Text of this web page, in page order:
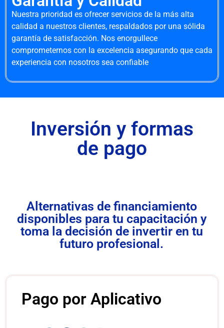
Nuestra prioridad es ofrecer servicios de la más alta
calidad a nuestros clientes, respaldados por una sólida
garantía de satisfacción. Nos enorgullece
comprometernos con la excelencia asegurando que cada
experiencia con nosotros sea confiable
Inversión y formas
de pago
Alternativas de financiamiento
disponibles para tu capacitación y
toma la decisión de invertir en tu
futuro profesional.
Pago por Aplicativo